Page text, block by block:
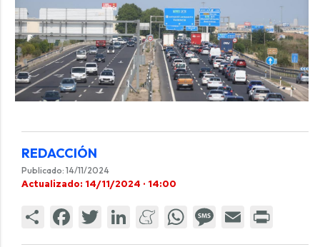
REDACCIÓN
Publicado: 14/11/2024
Actualizado: 14/11/2024 · 14:00